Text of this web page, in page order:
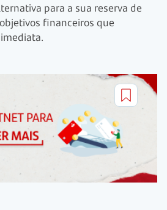
para a sua reserva de
financeiros que